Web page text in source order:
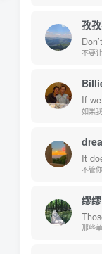
孜
不要
If
如果
It
不管
缪缪
那些